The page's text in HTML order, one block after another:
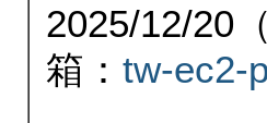
2025/12/20
箱： tw-ec2-